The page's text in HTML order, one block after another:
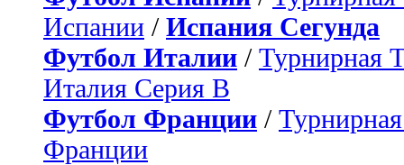
Испании / Испания Сегунда
Футбол Италии / Турнирная
Италия Серия B
Футбол Франции /
Франции